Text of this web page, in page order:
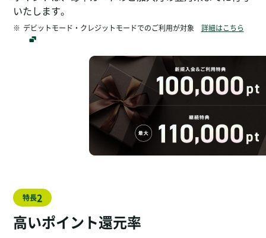
いたします。
※ デビットモード・クレジットモードでのご利用が対象 詳細はこちら
特長2
高いポイント還元率